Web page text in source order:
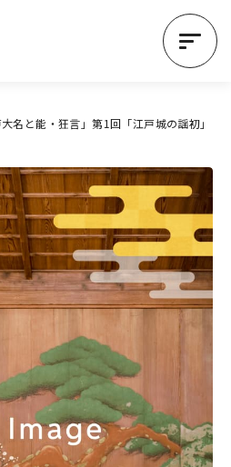
名と能・狂言」第1回「江戸城の謡初」